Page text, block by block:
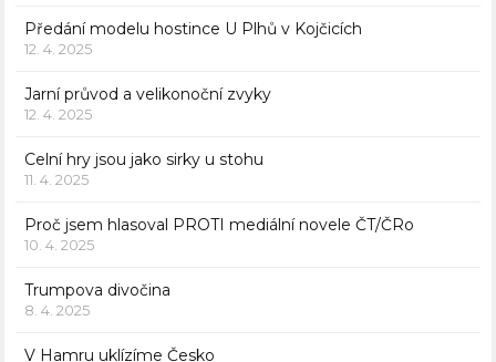
Předání modelu hostince U Plhů v Kojčicích
12. 4. 2025
Jarní průvod a velikonoční zvyky
12. 4. 2025
Celní hry jsou jako sirky u stohu
11. 4. 2025
Proč jsem hlasoval PROTI mediální novele ČT/ČRo
10. 4. 2025
Trumpova divočina
8. 4. 2025
V Hamru uklízíme Česko